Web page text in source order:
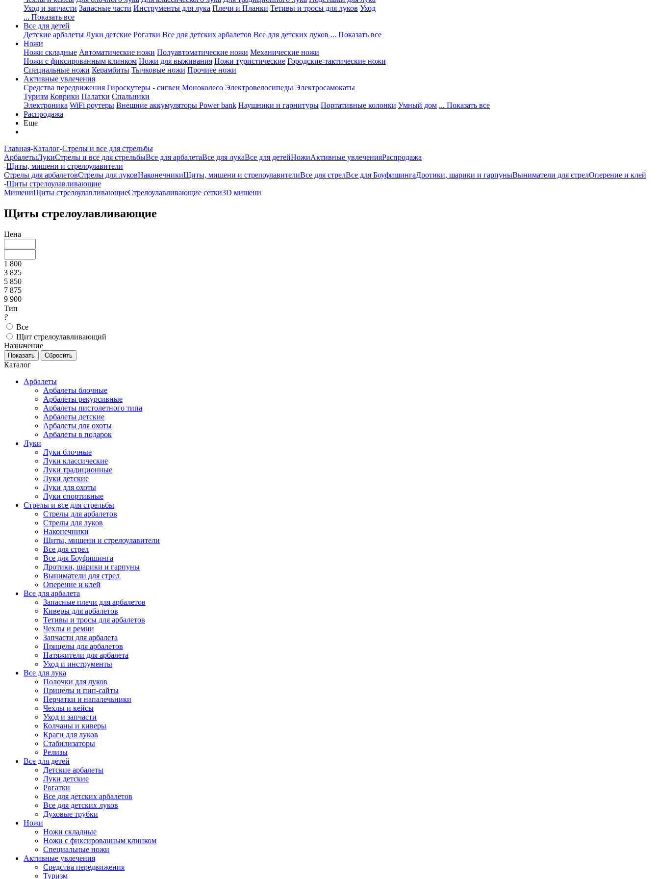
Уход и запчасти Запасные части Инструменты для лука Плечи и Планки Тетивы и тросы для луков Уход
... Показать все
Все для детей
Детские арбалеты Луки детские Рогатки Все для детских арбалетов Все для детских луков ... Показать все
Ножи
Ножи складные Автоматические ножи Полуавтоматические ножи Механические ножи
Ножи с фиксированным клинком Ножи для выживания Ножи туристические Городские-тактические ножи
Специальные ножи Керамбиты Тычковые ножи Прочиее ножи
Активные увлечения
Средства передвижения Гироскутеры - сигвеи Моноколесо Электровелосипеды Электросамокаты
Туризм Коврики Палатки Спальники
Электроника WiFi роутеры Внешние аккумуляторы Power bank Наушники и гарнитуры Портативные колонки Умный дом ... Показать все
Распродажа
Еще
Главная-Каталог-Стрелы и все для стрельбы
АрбалетыЛукиСтрелы и все для стрельбыВсе для арбалетаВсе для лукаВсе для детейНожиАктивные увлеченияРаспродажа
-Щиты, мишени и стрелоулавители
Стрелы для арбалетовСтрелы для луковНаконечникиЩиты, мишени и стрелоулавителиВсе для стрелВсе для БоуфишингаДротики, шарики и гарпуныВыниматели для стрелОперение и клей
-Щиты стрелоулавливающие
МишениЩиты стрелоулавливающиеСтрелоулавливающие сетки3D мишени
Щиты стрелоулавливающие
Цена
1 800
3 825
5 850
7 875
9 900
Тип
?
Все
Щит стрелоулавливающий
Назначение
Каталог
Арбалеты
Арбалеты блочные
Арбалеты рекурсивные
Арбалеты пистолетного типа
Арбалеты детские
Арбалеты для охоты
Арбалеты в подарок
Луки
Луки блочные
Луки классические
Луки традиционные
Луки детские
Луки для охоты
Луки спортивные
Стрелы и все для стрельбы
Стрелы для арбалетов
Стрелы для луков
Наконечники
Щиты, мишени и стрелоулавители
Все для стрел
Все для Боуфишинга
Дротики, шарики и гарпуны
Выниматели для стрел
Оперение и клей
Все для арбалета
Запасные плечи для арбалетов
Киверы для арбалетов
Тетивы и тросы для арбалетов
Чехлы и ремни
Запчасти для арбалета
Прицелы для арбалетов
Натяжители для арбалета
Уход и инструменты
Все для лука
Полочки для луков
Прицелы и пип-сайты
Перчатки и напалечьники
Чехлы и кейсы
Уход и запчасти
Колчаны и киверы
Краги для луков
Стабилизаторы
Релизы
Все для детей
Детские арбалеты
Луки детские
Рогатки
Все для детских арбалетов
Все для детских луков
Духовые трубки
Ножи
Ножи складные
Ножи с фиксированным клинком
Специальные ножи
Активные увлечения
Средства передвижения
Туризм